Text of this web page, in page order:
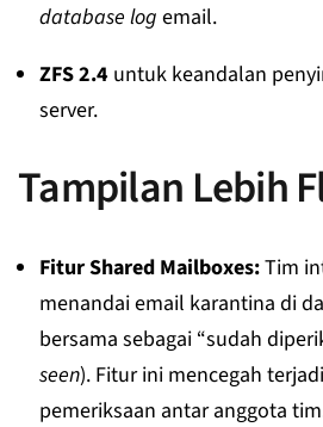
database log email.
ZFS 2.4 untuk keandalan
server.
Tampilan Lebih
Fitur Shared Mailboxes:Tim
menandai email karantina di
bersama sebagai “sudah
seen). Fitur ini mencegah
pemeriksaan antar anggota